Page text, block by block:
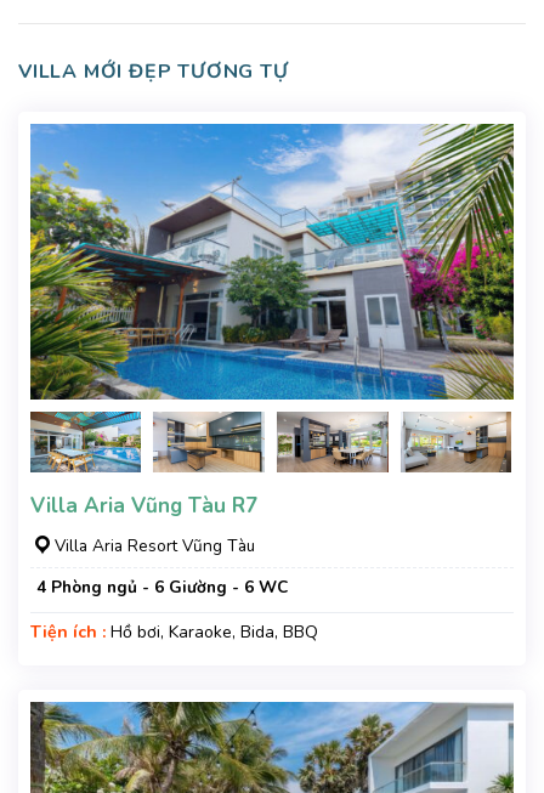
VILLA MỚI ĐẸP TƯƠNG TỰ
Villa Aria Vũng Tàu R7
Villa Aria Resort Vũng Tàu
4 Phòng ngủ - 6 Giường - 6 WC
Tiện ích : Hồ bơi, Karaoke, Bida, BBQ